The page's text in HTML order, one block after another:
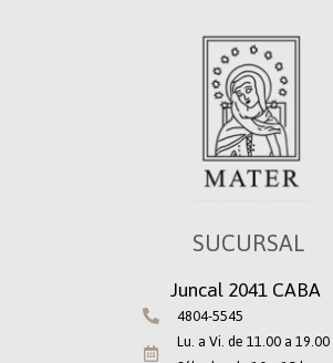
SUCURSAL
Juncal 2041 CABA
4804-5545
Lu. a Vi. de 11.00 a 19.00